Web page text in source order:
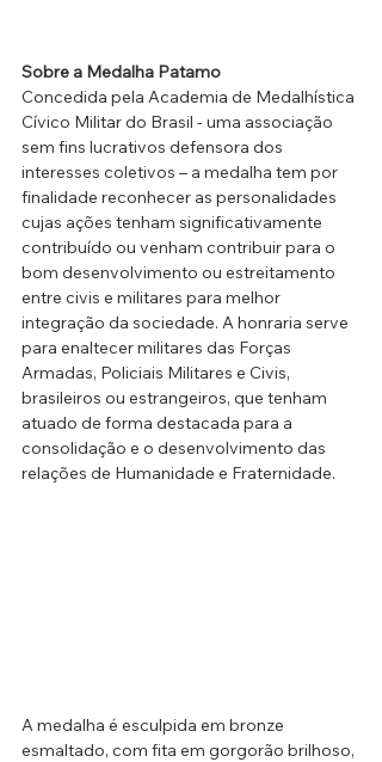
Sobre a Medalha Patamo
Concedida pela Academia de Medalhística
Cívico Militar do Brasil - uma associação
sem fins lucrativos defensora dos
interesses coletivos – a medalha tem por
finalidade reconhecer as personalidades
cujas ações tenham significativamente
contribuído ou venham contribuir para o
bom desenvolvimento ou estreitamento
entre civis e militares para melhor
integração da sociedade. A honraria serve
para enaltecer militares das Forças
Armadas, Policiais Militares e Civis,
brasileiros ou estrangeiros, que tenham
atuado de forma destacada para a
consolidação e o desenvolvimento das
relações de Humanidade e Fraternidade.
A medalha é esculpida em bronze
esmaltado, com fita em gorgorão brilhoso,